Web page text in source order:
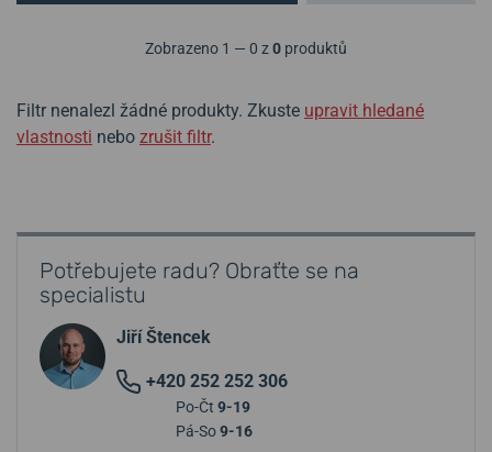
Zobrazeno 1 — 0 z0 produktů
Filtr nenalezl žádné produkty. Zkuste upravit hledané
vlastnosti nebo zrušit filtr.
Potřebujete radu? Obraťte se na
specialistu
Jiří Štencek
+420 252 252 306
Po-Čt 9-19
Pá-So9-16